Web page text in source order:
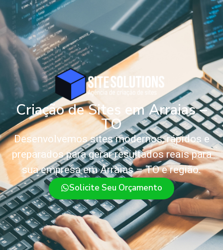
Criação de Sites em Arraias –
TO
Desenvolvemos sites modernos, rápidos e
preparados para gerar resultados reais para
sua empresa em Arraias – TO e região.
Solicite Seu Orçamento